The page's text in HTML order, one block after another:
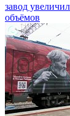
завод
объёмов